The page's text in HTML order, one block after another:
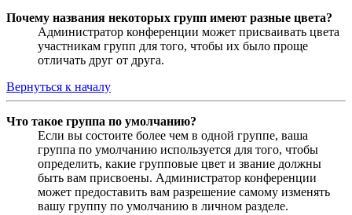
Почему названия некоторых групп имеют разные цвета?
Администратор конференции может присваивать цвета
участникам групп для того, чтобы их было проще
отличать друг от друга.
Вернуться к началу
Что такое группа по умолчанию?
Если вы состоите более чем в одной группе, ваша
группа по умолчанию используется для того, чтобы
определить, какие групповые цвет и звание должны
быть вам присвоены. Администратор конференции
может предоставить вам разрешение самому изменять
вашу группу по умолчанию в личном разделе.